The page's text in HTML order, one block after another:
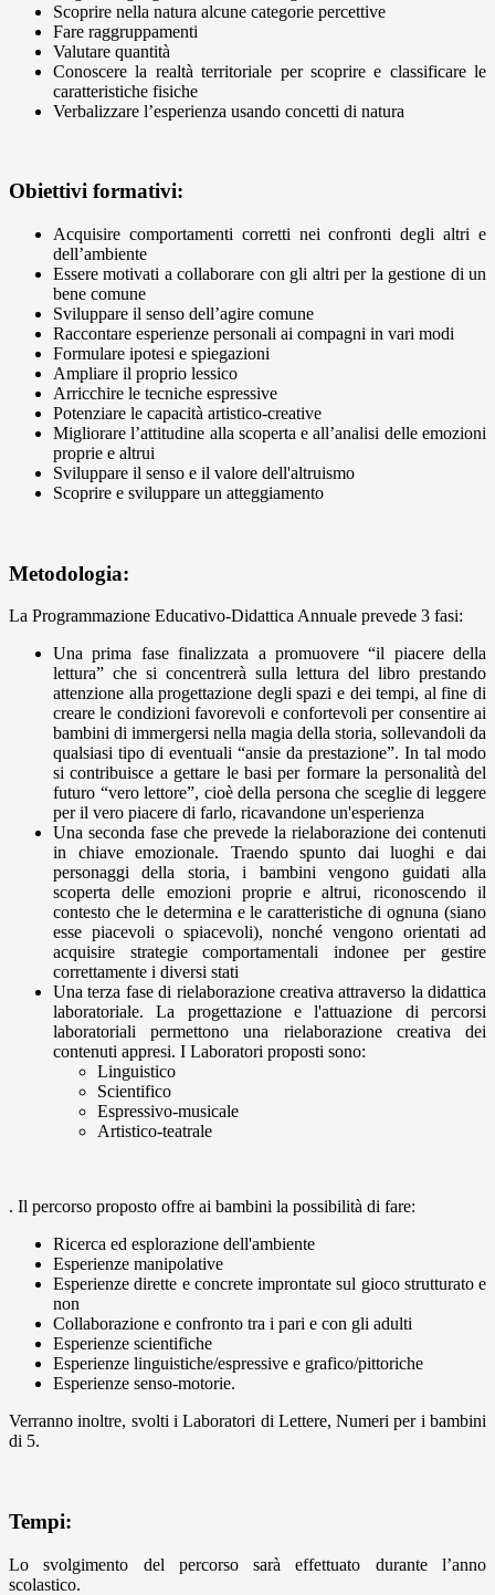
Scoprire nella natura alcune categorie percettive
Fare raggruppamenti
Valutare quantità
Conoscere la realtà territoriale per scoprire e classificare le
caratteristiche fisiche
Verbalizzare l’esperienza usando concetti di natura
Obiettivi formativi:
Acquisire comportamenti corretti nei confronti degli altri e
dell’ambiente
Essere motivati a collaborare con gli altri per la gestione di un
bene comune
Sviluppare il senso dell’agire comune
Raccontare esperienze personali ai compagni in vari modi
Formulare ipotesi e spiegazioni
Ampliare il proprio lessico
Arricchire le tecniche espressive
Potenziare le capacità artistico-creative
Migliorare l’attitudine alla scoperta e all’analisi delle emozioni
proprie e altrui
Sviluppare il senso e il valore dell'altruismo
Scoprire e sviluppare un atteggiamento
Metodologia:
La Programmazione Educativo-Didattica Annuale prevede 3 fasi:
Una prima fase finalizzata a promuovere “il piacere della
lettura” che si concentrerà sulla lettura del libro prestando
attenzione alla progettazione degli spazi e dei tempi, al fine di
creare le condizioni favorevoli e confortevoli per consentire ai
bambini di immergersi nella magia della storia, sollevandoli da
qualsiasi tipo di eventuali “ansie da prestazione”. In tal modo
si contribuisce a gettare le basi per formare la personalità del
futuro “vero lettore”, cioè della persona che sceglie di leggere
per il vero piacere di farlo, ricavandone un'esperienza
Una seconda fase che prevede la rielaborazione dei contenuti
in chiave emozionale. Traendo spunto dai luoghi e dai
personaggi della storia, i bambini vengono guidati alla
scoperta delle emozioni proprie e altrui, riconoscendo il
contesto che le determina e le caratteristiche di ognuna (siano
esse piacevoli o spiacevoli), nonché vengono orientati ad
acquisire strategie comportamentali indonee per gestire
correttamente i diversi stati
Una terza fase di rielaborazione creativa attraverso la didattica
laboratoriale. La progettazione e l'attuazione di percorsi
laboratoriali permettono una rielaborazione creativa dei
contenuti appresi. I Laboratori proposti sono:
Linguistico
Scientifico
Espressivo-musicale
Artistico-teatrale
. Il percorso proposto offre ai bambini la possibilità di fare:
Ricerca ed esplorazione dell'ambiente
Esperienze manipolative
Esperienze dirette e concrete improntate sul gioco strutturato e
non
Collaborazione e confronto tra i pari e con gli adulti
Esperienze scientifiche
Esperienze linguistiche/espressive e grafico/pittoriche
Esperienze senso-motorie.
Verranno inoltre, svolti i Laboratori di Lettere, Numeri per i bambini
di 5.
Tempi:
Lo svolgimento del percorso sarà effettuato durante l’anno
scolastico.